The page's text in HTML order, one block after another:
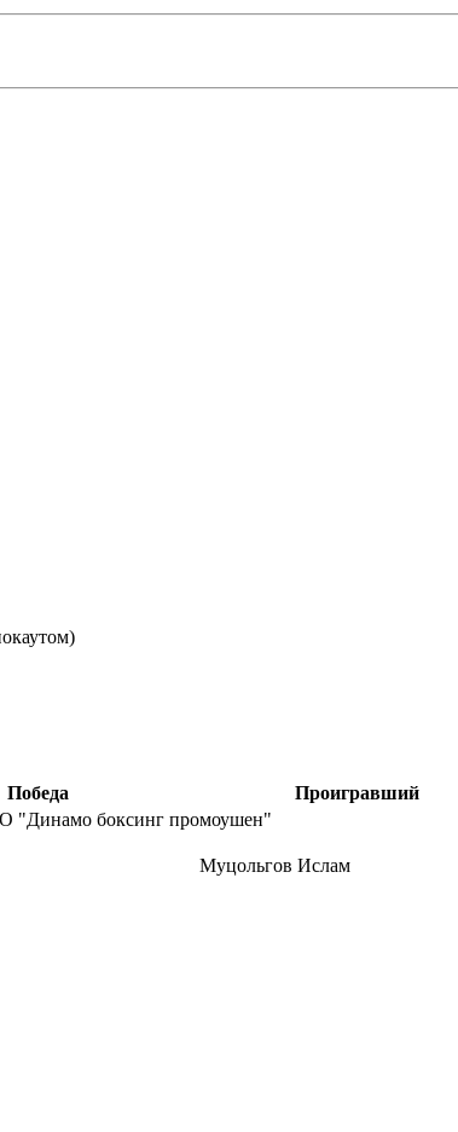
Победа
Проигравший
"Динамо боксинг промоушен"
Муцольгов Ислам